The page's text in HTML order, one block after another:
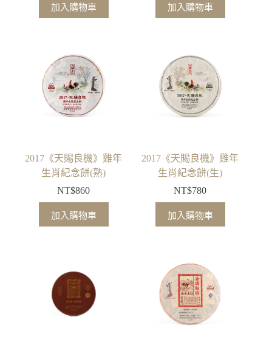
加入購物車 加入購物車
2017《天賜良機》雞年
生肖紀念餅(熟)
NT$860
加入購物車
2017《天賜良機》雞年
生肖紀念餅(生)
NT$780
加入購物車